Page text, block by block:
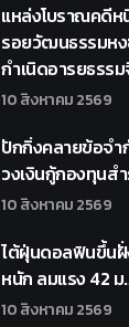
แหล่งโบราณคดีห
รอยวัฒนธรรมหง
กำเนิดอารยธรรม
10 สิงหาคม 2569
ปักกิ่งคลายข้อจำ
วงเงินกู้กองทุนส
10 สิงหาคม 2569
ไต้ฝุ่นดอลฟินขึ้นฝั่
หนัก ลมแรง 42
10 สิงหาคม 2569